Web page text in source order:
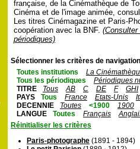
française, de la Cinémathèque de
Cinéma et de l'image animée,
Les titres Cinémagazine et Paris-
coopération avec la BNF.
périodiques)
Sélectionner les critères de
Toutes institutions
La
Tous les périodiques
Périodiques
TITRE
Tous AB C DE F
GHI
PAYS
Tous France Etats-Unis
DECENNIE
Toutes <1900
1900
LANGUE
Toutes Français
Réinitialiser les critères
Paris-photographe (1891 - 1894)